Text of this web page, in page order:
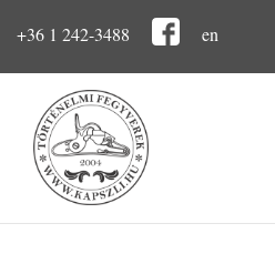
+36 1 242-3488 en